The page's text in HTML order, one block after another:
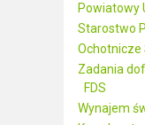
Powiatowy
Starostwo
Ochotnicze
Zadania
FDS
Wynajem